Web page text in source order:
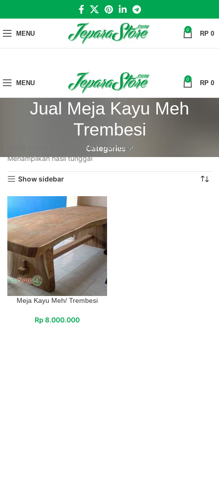
MENU 0 RP 0
MENU 0 RP 0
Jual Meja Kayu Meh
Trembesi
Categories
Jual Meja Kayu Meh Trembesi
Menampilkan hasil tunggal
Show sidebar
Meja Kayu Meh/ Trembesi
Rp 8.000.000